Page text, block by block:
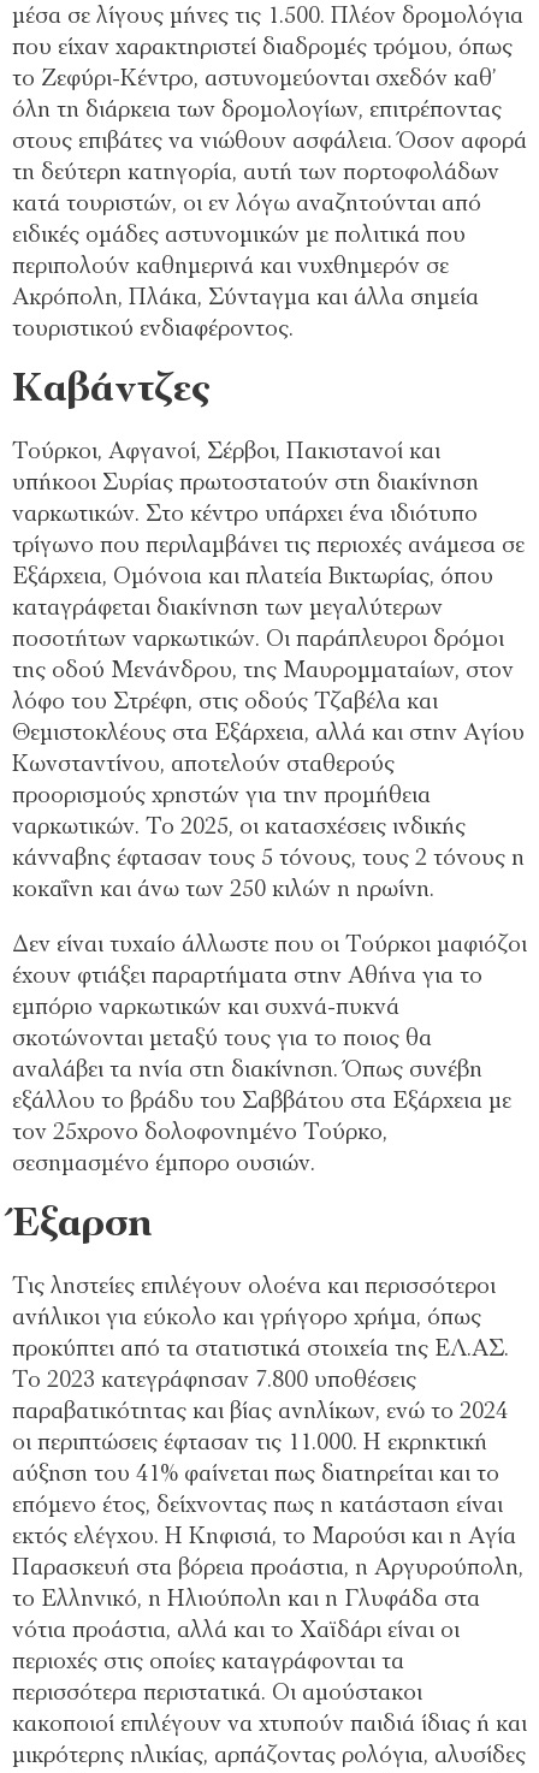
μέσα σε λίγους μήνες τις 1.500. Πλέον δρομολόγια
που είχαν χαρακτηριστεί διαδρομές τρόμου, όπως
το Ζεφύρι-Κέντρο, αστυνομεύονται σχεδόν καθ’
όλη τη διάρκεια των δρομολογίων, επιτρέποντας
στους επιβάτες να νιώθουν ασφάλεια. Όσον αφορά
τη δεύτερη κατηγορία, αυτή των πορτοφολάδων
κατά τουριστών, οι εν λόγω αναζητούνται από
ειδικές ομάδες αστυνομικών με πολιτικά που
περιπολούν καθημερινά και νυχθημερόν σε
Ακρόπολη, Πλάκα, Σύνταγμα και άλλα σημεία
τουριστικού ενδιαφέροντος.
Καβάντζες
Τούρκοι, Αφγανοί, Σέρβοι, Πακιστανοί και
υπήκοοι Συρίας πρωτοστατούν στη διακίνηση
ναρκωτικών. Στο κέντρο υπάρχει ένα ιδιότυπο
τρίγωνο που περιλαμβάνει τις περιοχές ανάμεσα σε
Εξάρχεια, Ομόνοια και πλατεία Βικτωρίας, όπου
καταγράφεται διακίνηση των μεγαλύτερων
ποσοτήτων ναρκωτικών. Οι παράπλευροι δρόμοι
της οδού Μενάνδρου, της Μαυρομματαίων, στον
λόφο του Στρέφη, στις οδούς Τζαβέλα και
Θεμιστοκλέους στα Εξάρχεια, αλλά και στην Αγίου
Κωνσταντίνου, αποτελούν σταθερούς
προορισμούς χρηστών για την προμήθεια
ναρκωτικών. Το 2025, οι κατασχέσεις ινδικής
κάνναβης έφτασαν τους 5 τόνους, τους 2 τόνους η
κοκαΐνη και άνω των 250 κιλών η ηρωίνη.
Δεν είναι τυχαίο άλλωστε που οι Τούρκοι μαφιόζοι
έχουν φτιάξει παραρτήματα στην Αθήνα για το
εμπόριο ναρκωτικών και συχνά-πυκνά
σκοτώνονται μεταξύ τους για το ποιος θα
αναλάβει τα ηνία στη διακίνηση. Όπως συνέβη
εξάλλου το βράδυ του Σαββάτου στα Εξάρχεια με
τον 25χρονο δολοφονημένο Τούρκο,
σεσημασμένο έμπορο ουσιών.
Έξαρση
Τις ληστείες επιλέγουν ολοένα και περισσότεροι
ανήλικοι για εύκολο και γρήγορο χρήμα, όπως
προκύπτει από τα στατιστικά στοιχεία της ΕΛ.ΑΣ.
Το 2023 κατεγράφησαν 7.800 υποθέσεις
παραβατικότητας και βίας ανηλίκων, ενώ το 2024
οι περιπτώσεις έφτασαν τις 11.000. Η εκρηκτική
αύξηση του 41% φαίνεται πως διατηρείται και το
επόμενο έτος, δείχνοντας πως η κατάσταση είναι
εκτός ελέγχου. Η Κηφισιά, το Μαρούσι και η Αγία
Παρασκευή στα βόρεια προάστια, η Αργυρούπολη,
το Ελληνικό, η Ηλιούπολη και η Γλυφάδα στα
νότια προάστια, αλλά και το Χαϊδάρι είναι οι
περιοχές στις οποίες καταγράφονται τα
περισσότερα περιστατικά. Οι αμούστακοι
κακοποιοί επιλέγουν να χτυπούν παιδιά ίδιας ή και
μικρότερης ηλικίας, αρπάζοντας ρολόγια, αλυσίδες